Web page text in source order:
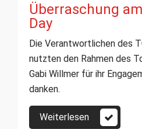
Überraschung
Day
Die Verantwortlichen des
nutzten den Rahmen des
Gabi Willmer für ihr
danken.
Weiterlesen